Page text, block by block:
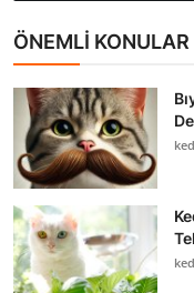
ÖNEMLİ KONULAR